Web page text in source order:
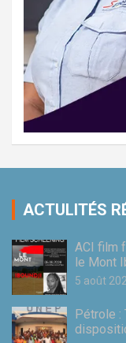
ACTULITÉS
ACI film
le Mont
5 août
Pétrole :